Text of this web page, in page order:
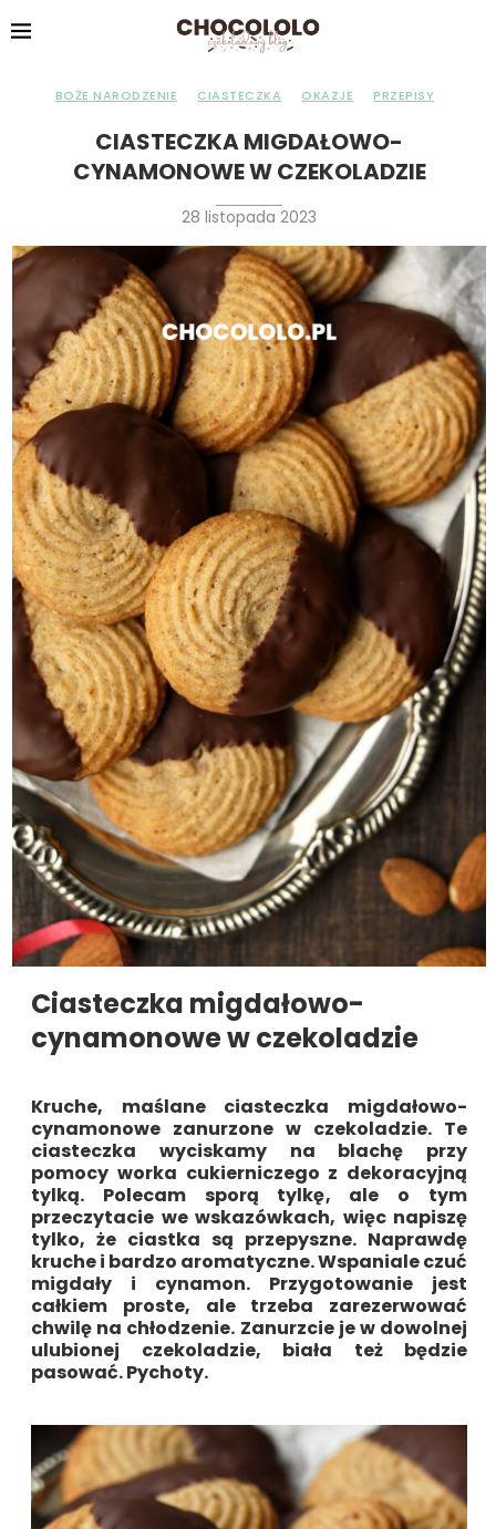
BOŻE NARODZENIE CIASTECZKA OKAZJE PRZEPISY
CIASTECZKA MIGDAŁOWO-
CYNAMONOWE W CZEKOLADZIE
28 listopada 2023
Ciasteczka migdałowo-
cynamonowe w czekoladzie
Kruche, maślane ciasteczka migdałowo-
cynamonowe zanurzone w czekoladzie. Te
ciasteczka wyciskamy na blachę przy
pomocy worka cukierniczego z dekoracyjną
tylką. Polecam sporą tylkę, ale o tym
przeczytacie we wskazówkach, więc napiszę
tylko, że ciastka są przepyszne. Naprawdę
kruche i bardzo aromatyczne. Wspaniale czuć
migdały i cynamon. Przygotowanie jest
całkiem proste, ale trzeba zarezerwować
chwilę na chłodzenie. Zanurzcie je w dowolnej
ulubionej czekoladzie, biała też będzie
pasować. Pychoty.